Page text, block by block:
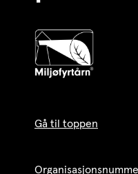
Gå til toppen